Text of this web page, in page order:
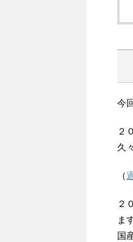
今
２
久
（
２
ま
国